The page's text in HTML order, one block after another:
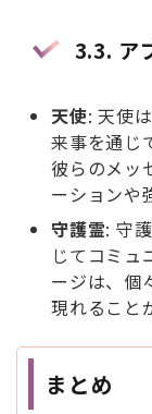
3.3. ア
天使: 天使
来事を通じ
彼らのメッ
ーションや
守護霊: 守
じてコミュ
ージは、個
現れること
まとめ